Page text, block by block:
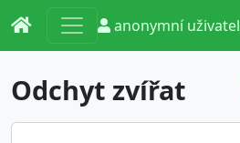
anonymní uživatel
Odchyt zvířat